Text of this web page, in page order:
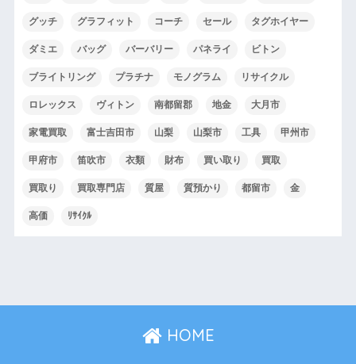
グッチ グラフィット コーチ セール タグホイヤー
ダミエ バッグ バーバリー パネライ ビトン
ブライトリング プラチナ モノグラム リサイクル
ロレックス ヴィトン 南都留郡 地金 大月市
家電買取 富士吉田市 山梨 山梨市 工具 甲州市
甲府市 笛吹市 衣類 財布 買い取り 買取
買取り 買取専門店 質屋 質預かり 都留市 金
高価 ﾘｻｲｸﾙ
HOME